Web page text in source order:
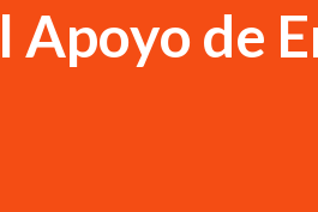
Apoyo de